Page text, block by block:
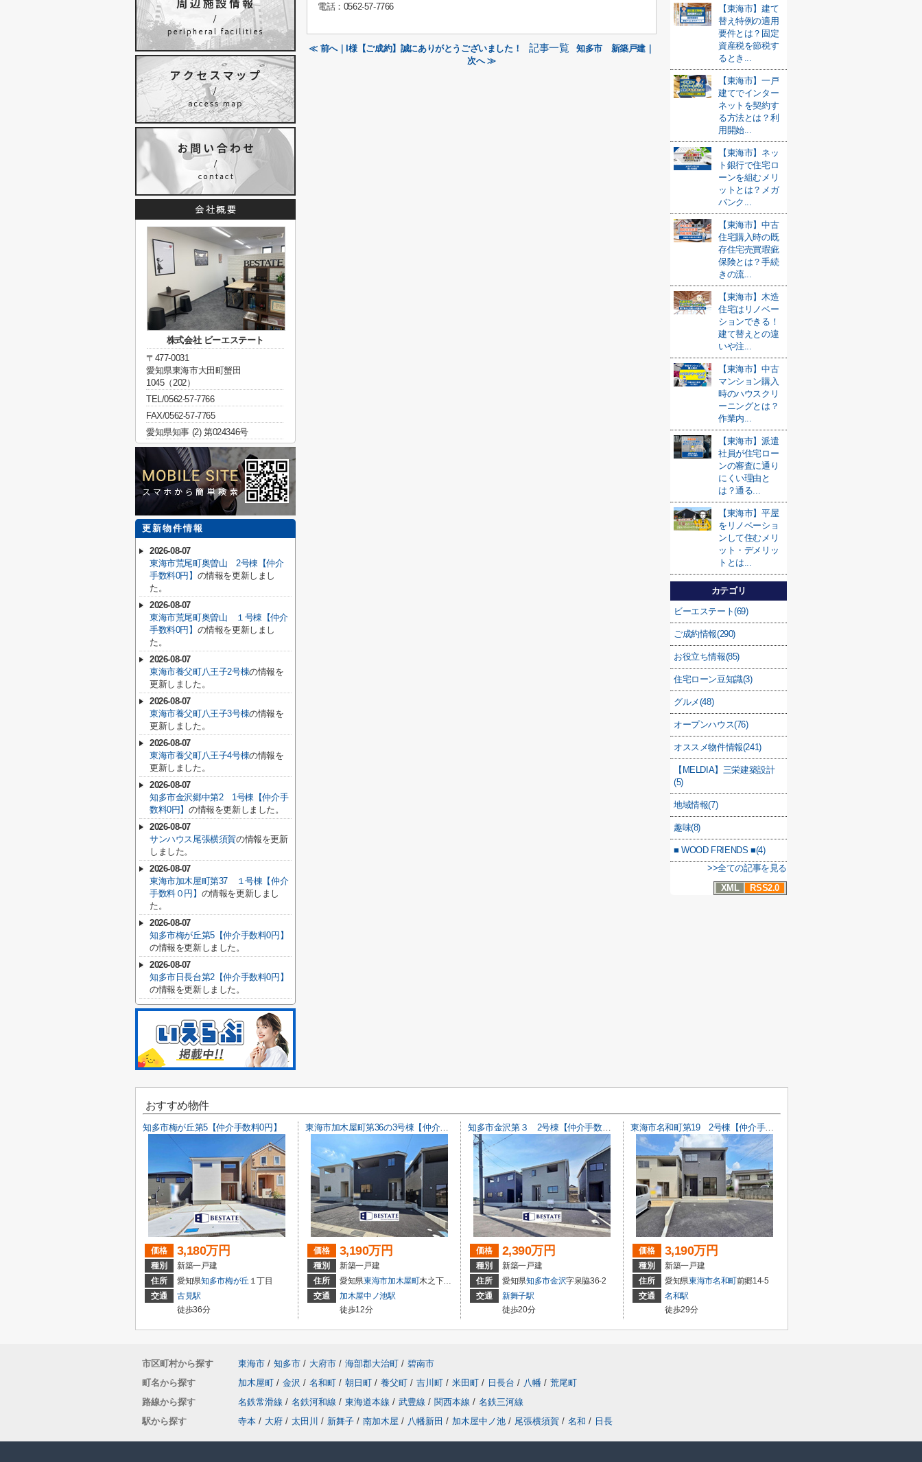
電話：0562-57-7766
≪ 前へ｜I様【ご成約】誠にありがとうございました！ 記事一覧
知多市 新築戸建｜
次へ ≫
【東海市】建て
替え特例の適用
要件とは？固定
資産税を節税す
るとき...
【東海市】一戸
建てでインター
ネットを契約す
る方法とは？利
用開始...
【東海市】ネッ
ト銀行で住宅ロ
ーンを組むメリ
ットとは？メガ
バンク...
【東海市】中古
住宅購入時の既
存住宅売買瑕疵
保険とは？手続
きの流...
【東海市】木造
住宅はリノベー
ションできる！
建て替えとの違
いや注...
【東海市】中古
マンション購入
時のハウスクリ
ーニングとは？
作業内...
【東海市】派遣
社員が住宅ロー
ンの審査に通り
にくい理由と
は？通る...
【東海市】平屋
をリノベーショ
ンして住むメリ
ット・デメリッ
トとは...
カテゴリ
ビーエステート(69)
ご成約情報(290)
お役立ち情報(85)
住宅ローン豆知識(3)
グルメ(48)
オープンハウス(76)
オススメ物件情報(241)
【MELDIA】三栄建築設計
(5)
地域情報(7)
趣味(8)
■ WOOD FRIENDS ■(4)
>>全ての記事を見る
XML
RSS2.0
株式会社 ビーエステート
〒477-0031
愛知県東海市大田町蟹田
1045（202）
TEL/0562-57-7766
FAX/0562-57-7765
愛知県知事 (2) 第024346号
更新物件情報
2026-08-07
東海市荒尾町奥曽山 2号棟【仲介
手数料0円】 の情報を更新しまし
た。
2026-08-07
東海市荒尾町奥曽山 １号棟【仲介
手数料0円】 の情報を更新しまし
た。
2026-08-07
東海市養父町八王子2号棟の情報を
更新しました。
2026-08-07
東海市養父町八王子3号棟の情報を
更新しました。
2026-08-07
東海市養父町八王子4号棟の情報を
更新しました。
2026-08-07
知多市金沢郷中第2 1号棟【仲介手
数料0円】の情報を更新しました。
2026-08-07
サンハウス尾張横須賀の情報を更新
しました。
2026-08-07
東海市加木屋町第37 １号棟【仲介
手数料０円】 の情報を更新しまし
た。
2026-08-07
知多市梅が丘第5【仲介手数料0円】
の情報を更新しました。
2026-08-07
知多市日長台第2【仲介手数料0円】
の情報を更新しました。
おすすめ物件
知多市梅が丘第5【仲介手数料0円】
価格 3,180万円
種別
新築一戸建
住所
愛知県知多市梅が丘 １丁目
交通
古見駅
徒歩36分
東海市加木屋町第36の3号棟【仲介手数料0円】
価格 3,190万円
種別
新築一戸建
住所
愛知県東海市加木屋町木之下152
交通
加木屋中ノ池駅
徒歩12分
知多市金沢第３ 2号棟【仲介手数料0円】
価格 2,390万円
種別
新築一戸建
住所
愛知県知多市金沢字泉脇36-2
交通
新舞子駅
徒歩20分
東海市名和町第19 2号棟【仲介手数料0円】
価格 3,190万円
種別
新築一戸建
住所
愛知県東海市名和町前郷14-5
交通
名和駅
徒歩29分
市区町村から探す 東海市 / 知多市 / 大府市 / 海部郡大治町 / 碧南市
町名から探す
加木屋町 / 金沢 / 名和町 / 朝日町 / 養父町 / 吉川町 / 米田町 / 日長台 / 八幡 / 荒尾町
路線から探す
名鉄常滑線 / 名鉄河和線 / 東海道本線 / 武豊線 / 関西本線 / 名鉄三河線
駅から探す
寺本 / 大府 / 太田川 / 新舞子 / 南加木屋 / 八幡新田 / 加木屋中ノ池 / 尾張横須賀 / 名和 / 日長